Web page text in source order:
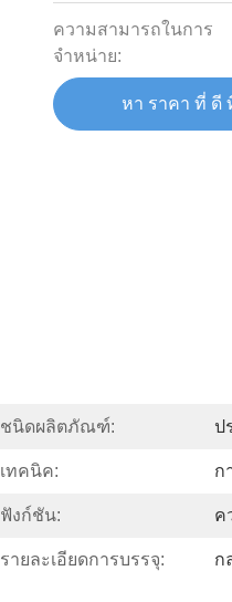
ความสามารถในการ
จําหน่าย:
หา ราคา ที่ ดี
ชนิดผลิตภัณฑ์: ป
เทคนิค: ก
ฟังก์ชัน: ค
รายละเอียดการบรรจุ: ก